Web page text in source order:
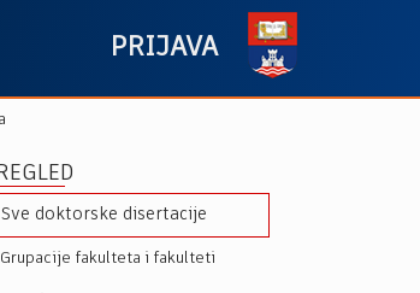
PRIJAVA
Sve doktorske disertacije
Grupacije fakulteta i fakulteti